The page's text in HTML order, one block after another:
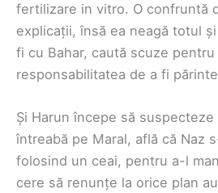
fertilizare in vitro. O confruntă
explicații, însă ea neagă totul
fi cu Bahar, caută scuze pentru
responsabilitatea de a fi
Și Harun începe să suspecteze
întreabă pe Maral, află că Naz
folosind un ceai, pentru a-l
cere să renunțe la orice plan